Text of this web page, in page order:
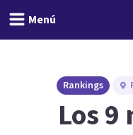
Menú
Rankings
Los